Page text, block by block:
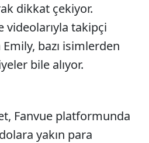
dikkat çekiyor.
videolarıyla takipçi
Emily, bazı isimlerden
bile alıyor.
Fanvue platformunda
yakın para